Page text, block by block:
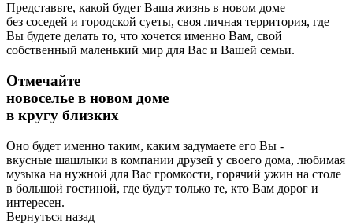
Представьте, какой будет Ваша жизнь в новом доме –
без соседей и городской суеты, своя личная территория, где
Вы будете делать то, что хочется именно Вам, свой
собственный маленький мир для Вас и Вашей семьи.
Отмечайте
новоселье в новом доме
в кругу близких
Оно будет именно таким, каким задумаете его Вы -
вкусные шашлыки в компании друзей у своего дома, любимая
музыка на нужной для Вас громкости, горячий ужин на столе
в большой гостиной, где будут только те, кто Вам дорог и
интересен.
Вернуться назад